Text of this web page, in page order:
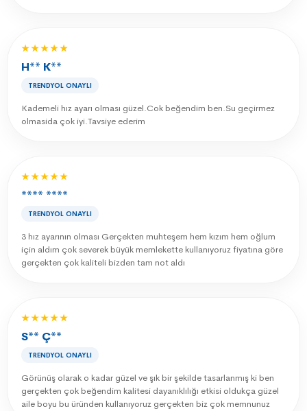
★★★★★
H** K**
TRENDYOL ONAYLI
Kademeli hız ayarı olması güzel.Cok beğendim ben.Su geçirmez
olmasida çok iyi.Tavsiye ederim
★★★★★
**** ****
TRENDYOL ONAYLI
3 hız ayarının olması Gerçekten muhteşem hem kızım hem oğlum
için aldım çok severek büyük memlekette kullanıyoruz fiyatına göre
gerçekten çok kaliteli bizden tam not aldı
★★★★★
S** Ç**
TRENDYOL ONAYLI
Görünüş olarak o kadar güzel ve şık bir şekilde tasarlanmış ki ben
gerçekten çok beğendim kalitesi dayanıklılığı etkisi oldukça güzel
aile boyu bu üründen kullanıyoruz gerçekten biz çok memnunuz